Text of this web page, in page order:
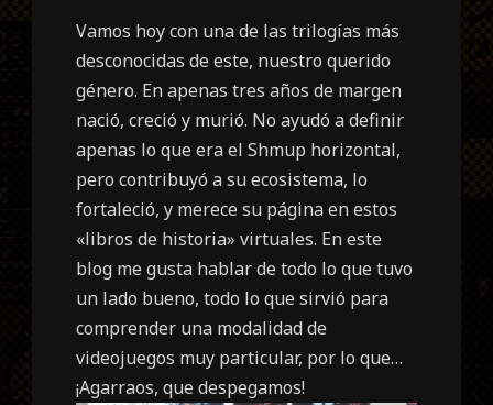
Vamos hoy con una de las trilogías más
desconocidas de este, nuestro querido
género. En apenas tres años de margen
nació, creció y murió. No ayudó a definir
apenas lo que era el Shmup horizontal,
pero contribuyó a su ecosistema, lo
fortaleció, y merece su página en estos
«libros de historia» virtuales. En este
blog me gusta hablar de todo lo que tuvo
un lado bueno, todo lo que sirvió para
comprender una modalidad de
videojuegos muy particular, por lo que…
¡Agarraos, que despegamos!